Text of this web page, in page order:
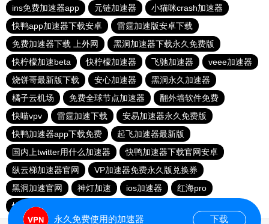
ins免费加速器app
元链加速器
小猫咪crash加速器
快鸭app加速器下载安卓
雷霆加速版安卓下载
免费加速器下载 上外网
黑洞加速器下载永久免费版
快柠檬加速beta
快柠檬加速器 飞驰加速器
veee加速器
烧饼哥最新版下载
安心加速器
黑洞永久加速器
橘子云机场
免费全球节点加速器
翻外墙软件免费
快喵vpv
雷霆加速下载
安易加速器永久免费版
快鸭加速器app下载免费
起飞加速器最新版
国内上twitter用什么加速器
快鸭加速器下载官网安卓
纵云梯加速器官网
VP加速器免费永久版兑换券
黑洞加速官网
神灯加速 ios加速器
红海pro
快鸭加速app下载官网
永久免费使用的加速器 下载